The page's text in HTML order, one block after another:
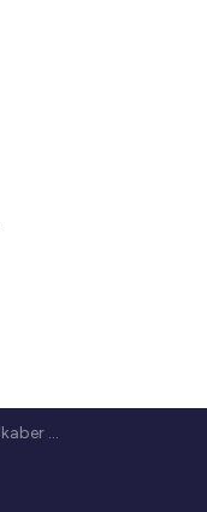
Hvordan skaber du tryghed og tillid i mødet med beboerne, der har sociale og psykiske udfordringer? (26-111)